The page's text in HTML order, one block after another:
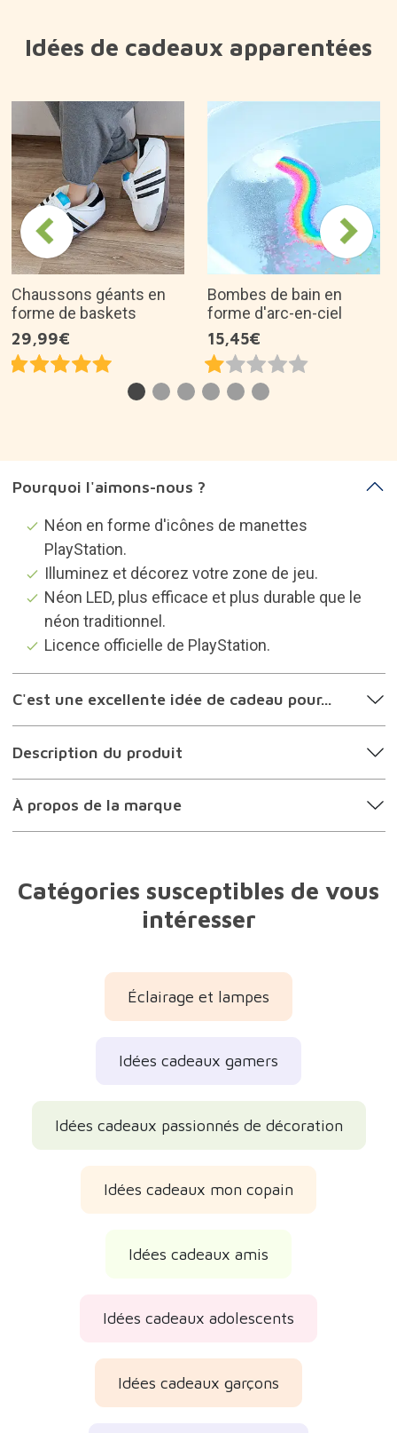
Idées de cadeaux apparentées
Chaussons géants en
forme de baskets
29,99€
Bombes de bain en
forme d'arc-en-ciel
15,45€
Pourquoi l'aimons-nous ?
Néon en forme d'icônes de manettes
PlayStation.
Illuminez et décorez votre zone de jeu.
Néon LED, plus efficace et plus durable que le
néon traditionnel.
Licence officielle de PlayStation.
C'est une excellente idée de cadeau pour...
Description du produit
À propos de la marque
Catégories susceptibles de vous
intéresser
Éclairage et lampes
Idées cadeaux gamers
Idées cadeaux passionnés de décoration
Idées cadeaux mon copain
Idées cadeaux amis
Idées cadeaux adolescents
Idées cadeaux garçons